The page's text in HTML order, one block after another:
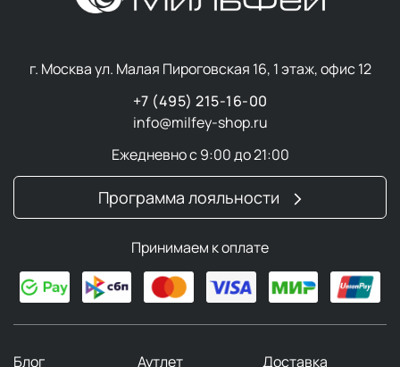
г. Москва ул. Малая Пироговская 16, 1 этаж, офис 12
+7 (495) 215-16-00
info@milfey-shop.ru
Ежедневно с 9:00 до 21:00
Программа лояльности
Принимаем к оплате
Блог Аутлет Доставка